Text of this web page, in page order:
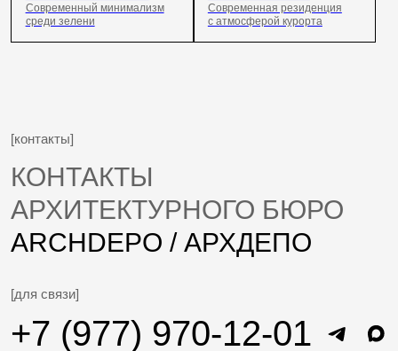
ОСТАВЬТЕ ВАШИ КОНТАКТЫ
+7